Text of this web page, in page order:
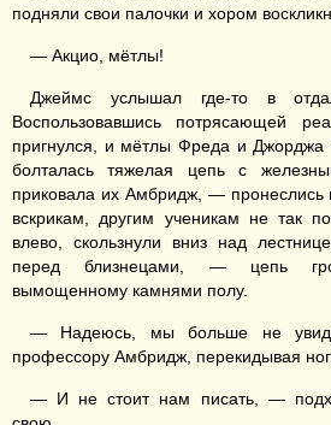
подняли свои палочки и хором
— Акцио, мётлы!
Джеймс услышал где-то в
Воспользовавшись потрясающей
пригнулся, и мётлы Фреда и
болталась тяжелая цепь с
приковала их Амбридж, —
вскрикам, другим ученикам не так
влево, скользнули вниз над
перед близнецами, — цепь
вымощенному камнями полу.
— Надеюсь, мы больше не
профессору Амбридж, перекидывая
— И не стоит нам писать, —